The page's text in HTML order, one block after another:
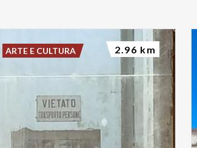
ARTE E CULTURA 2.96 km